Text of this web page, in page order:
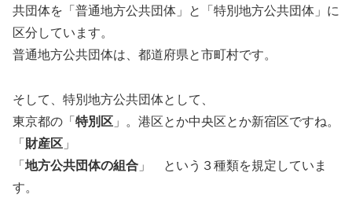
共団体を「普通地方公共団体」と「特別地方公共団体」に
区分しています。
普通地方公共団体は、都道府県と市町村です。
そして、特別地方公共団体として、
東京都の「 特別区 」。港区とか中央区とか新宿区ですね。
「 財産区 」
「 地方公共団体の組合 」 という３種類を規定していま
す。